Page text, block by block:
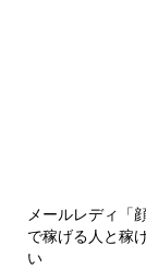
メールレディ「
で稼げる人と稼
い